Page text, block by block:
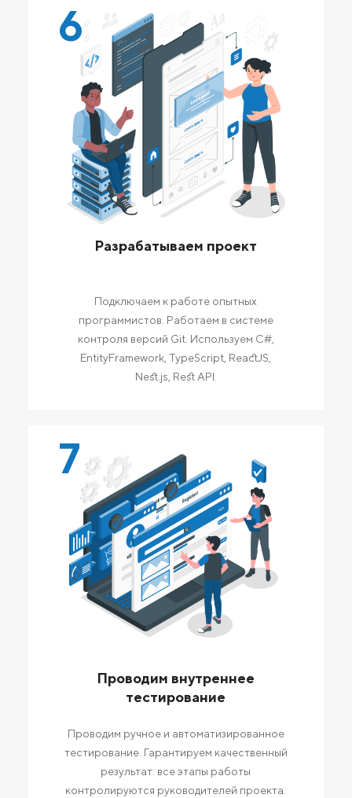
6
Разрабатываем проект
Подключаем к работе опытных
программистов. Работаем в системе
контроля версий Git. Используем C#,
EntityFramework, TypeScript, ReactJS,
Nest.js, Rest API.
7
Проводим внутреннее
тестирование
Проводим ручное и автоматизированное
тестирование. Гарантируем качественный
результат: все этапы работы
контролируются руководителей проекта.